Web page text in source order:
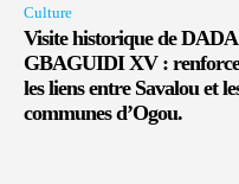
Culture
Visite historique de DADA
GBAGUIDI XV :
les liens entre Savalou et
communes d’Ogou.